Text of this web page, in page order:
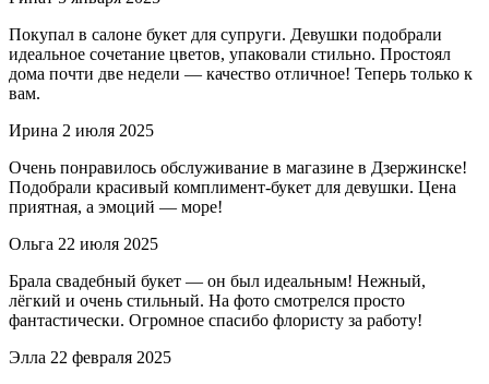
Покупал в салоне букет для супруги. Девушки подобрали
идеальное сочетание цветов, упаковали стильно. Простоял
дома почти две недели — качество отличное! Теперь только к
вам.
Ирина 2 июля 2025
Очень понравилось обслуживание в магазине в Дзержинске!
Подобрали красивый комплимент-букет для девушки. Цена
приятная, а эмоций — море!
Ольга 22 июля 2025
Брала свадебный букет — он был идеальным! Нежный,
лёгкий и очень стильный. На фото смотрелся просто
фантастически. Огромное спасибо флористу за работу!
Элла 22 февраля 2025